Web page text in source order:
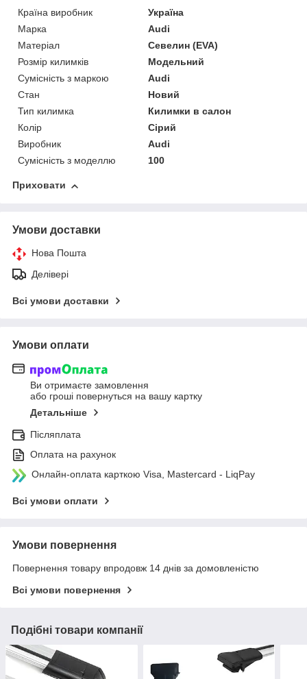
Країна виробник
Україна
Марка
Audi
Матеріал
Севелин (EVA)
Розмір килимків
Модельний
Сумісність з маркою
Audi
Стан
Новий
Тип килимка
Килимки в салон
Колір
Сірий
Виробник
Audi
Сумісність з моделлю
100
Приховати
Умови доставки
Нова Пошта
Делівері
Всі умови доставки
Умови оплати
Ви отримаєте замовлення
або гроші повернуться на вашу картку
Детальніше
Післяплата
Оплата на рахунок
Онлайн-оплата карткою Visa, Mastercard - LiqPay
Всі умови оплати
Умови повернення
Повернення товару впродовж 14 днів за домовленістю
Всі умови повернення
Подібні товари компанії